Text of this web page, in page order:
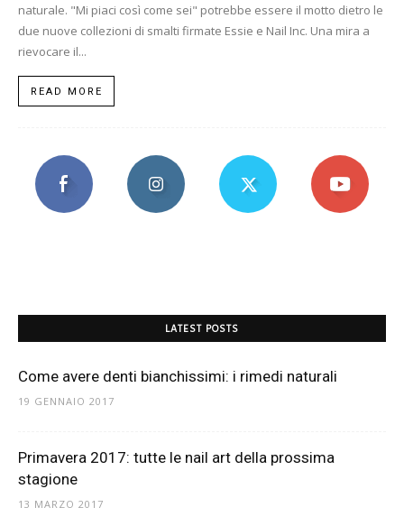
naturale. "Mi piaci così come sei" potrebbe essere il motto dietro le
due nuove collezioni di smalti firmate Essie e Nail Inc. Una mira a
rievocare il...
READ MORE
LATEST POSTS
Come avere denti bianchissimi: i rimedi naturali
19 GENNAIO 2017
Primavera 2017: tutte le nail art della prossima
stagione
13 MARZO 2017